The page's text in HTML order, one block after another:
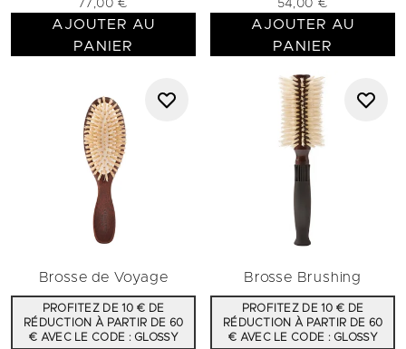
77,00 €
AJOUTER AU
PANIER
54,00 €
AJOUTER AU
PANIER
Brosse de Voyage
PROFITEZ DE 10 € DE
RÉDUCTION À PARTIR DE 60
€ AVEC LE CODE : GLOSSY
Brosse Brushing
PROFITEZ DE 10 € DE
RÉDUCTION À PARTIR DE 60
€ AVEC LE CODE : GLOSSY